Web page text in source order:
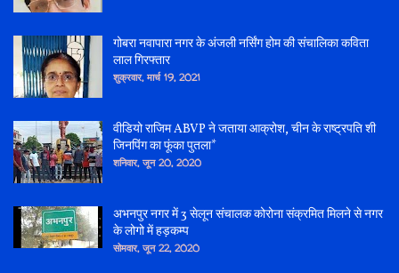
गोबरा नवापारा नगर के अंजली नर्सिंग होम की संचालिका कविता
लाल गिरफ्तार
शुक्रवार, मार्च 19, 2021
वीडियो राजिम ABVP ने जताया आक्रोश, चीन के राष्ट्रपति शी
जिनपिंग का फूंका पुतला*
शनिवार, जून 20, 2020
अभनपुर नगर में 3 सेलून संचालक कोरोना संक्रमित मिलने से नगर
के लोगो में हड़कम्प
सोमवार, जून 22, 2020